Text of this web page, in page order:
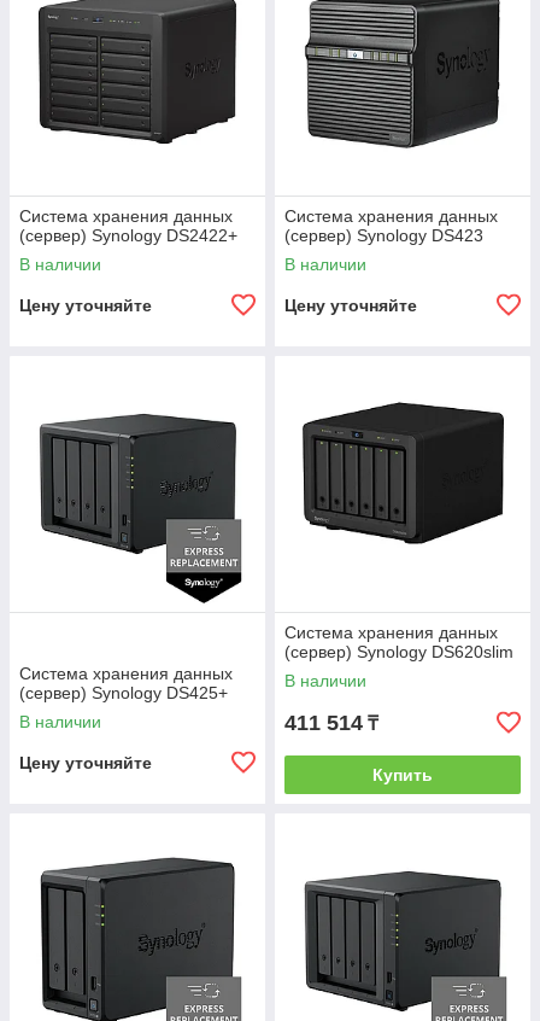
Система хранения данных
(сервер) Synology DS2422+
В наличии
Цену уточняйте
Система хранения данных
(сервер) Synology DS423
В наличии
Цену уточняйте
Система хранения данных
(сервер) Synology DS425+
В наличии
Цену уточняйте
Система хранения данных
(сервер) Synology DS620slim
В наличии
411 514 ₸
Купить